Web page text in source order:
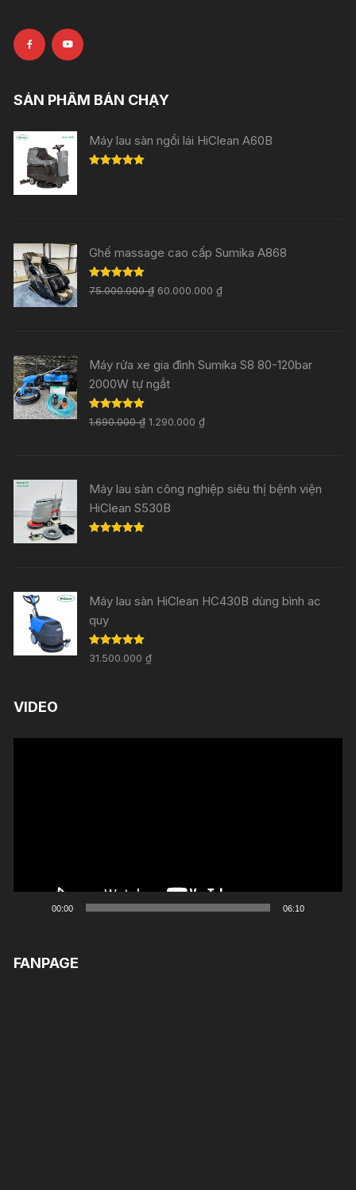
SẢN PHẨM BÁN CHẠY
Máy lau sàn ngồi lái HiClean A60B
Ghế massage cao cấp Sumika A868
Rated5.00
out of 5
75.000.000₫ 60.000.000₫
Máy rửa xe gia đình Sumika S8 80-120bar
2000W tự ngắt
Rated 5.00
out of 5
1.690.000₫ 1.290.000₫
Máy lau sàn công nghiệp siêu thị bệnh viện
HiClean S530B
Máy lau sàn HiClean HC430B dùng bình ac
quy
Rated5.00
out of 5
31.500.000₫
VIDEO
00:00 06:10
FANPAGE